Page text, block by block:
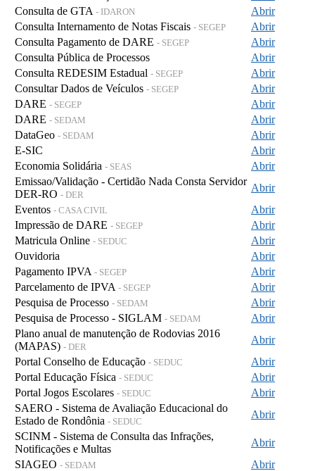
Consulta de GTA - IDARON
Abrir
Consulta Internamento de Notas Fiscais - SEGEP
Abrir
Consulta Pagamento de DARE - SEGEP
Abrir
Consulta Pública de Processos
Abrir
Consulta REDESIM Estadual - SEGEP
Abrir
Consultar Dados de Veículos - SEGEP
Abrir
DARE - SEGEP
Abrir
DARE - SEDAM
Abrir
DataGeo - SEDAM
Abrir
E-SIC
Abrir
Economia Solidária - SEAS
Abrir
Emissao/Validação - Certidão Nada Consta Servidor
DER-RO - DER
Abrir
Eventos - CASA CIVIL
Abrir
Impressão de DARE - SEGEP
Abrir
Matricula Online - SEDUC
Abrir
Ouvidoria
Abrir
Pagamento IPVA - SEGEP
Abrir
Parcelamento de IPVA - SEGEP
Abrir
Pesquisa de Processo - SEDAM
Abrir
Pesquisa de Processo - SIGLAM - SEDAM
Abrir
Plano anual de manutenção de Rodovias 2016
(MAPAS) - DER
Abrir
Portal Conselho de Educação - SEDUC
Abrir
Portal Educação Física - SEDUC
Abrir
Portal Jogos Escolares - SEDUC
Abrir
SAERO - Sistema de Avaliação Educacional do
Estado de Rondônia - SEDUC
Abrir
SCINM - Sistema de Consulta das Infrações,
Notificações e Multas
Abrir
SIAGEO - SEDAM
Abrir